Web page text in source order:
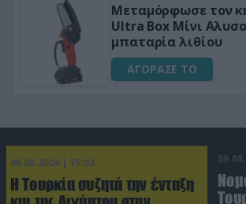
Μεταμόρφωσε τον
Ultra Box Μίνι
μπαταρία λιθίου
ΑΓΟΡΑΣΕ ΤΟ
09.08.2026 | 15:02
Η Τουρκία συζητά την ένταξη